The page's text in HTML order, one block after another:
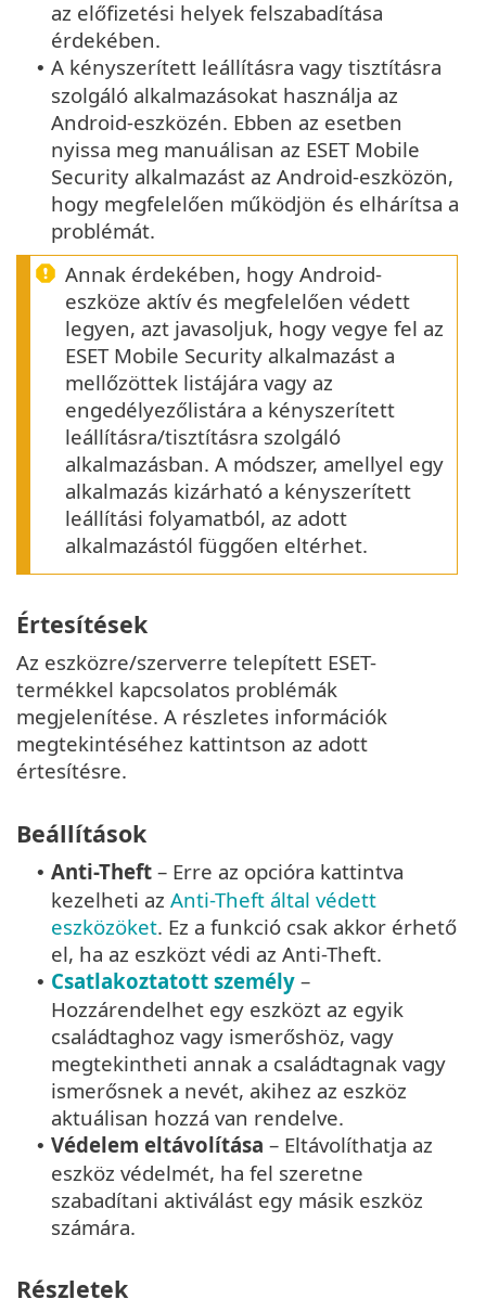
az előfizetési helyek felszabadítása
érdekében.
• A kényszerített leállításra vagy tisztításra
szolgáló alkalmazásokat használja az
Android-eszközén. Ebben az esetben
nyissa meg manuálisan az ESET Mobile
Security alkalmazást az Android-eszközön,
hogy megfelelően működjön és elhárítsa a
problémát.
Annak érdekében, hogy Android-
eszköze aktív és megfelelően védett
legyen, azt javasoljuk, hogy vegye fel az
ESET Mobile Security alkalmazást a
mellőzöttek listájára vagy az
engedélyezőlistára a kényszerített
leállításra/tisztításra szolgáló
alkalmazásban. A módszer, amellyel egy
alkalmazás kizárható a kényszerített
leállítási folyamatból, az adott
alkalmazástól függően eltérhet.
Értesítések
Az eszközre/szerverre telepített ESET-
termékkel kapcsolatos problémák
megjelenítése. A részletes információk
megtekintéséhez kattintson az adott
értesítésre.
Beállítások
• Anti-Theft – Erre az opcióra kattintva
kezelheti az Anti-Theft által védett
eszközöket. Ez a funkció csak akkor érhető
el, ha az eszközt védi az Anti-Theft.
• Csatlakoztatott személy –
Hozzárendelhet egy eszközt az egyik
családtaghoz vagy ismerőshöz, vagy
megtekintheti annak a családtagnak vagy
ismerősnek a nevét, akihez az eszköz
aktuálisan hozzá van rendelve.
• Védelem eltávolítása – Eltávolíthatja az
eszköz védelmét, ha fel szeretne
szabadítani aktiválást egy másik eszköz
számára.
Részletek